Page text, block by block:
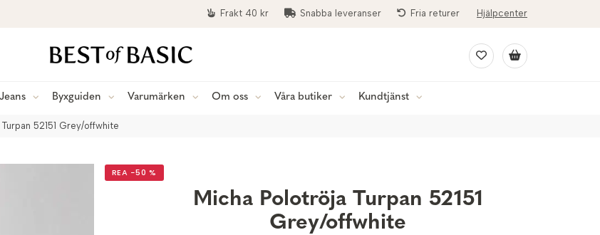
Frakt 40 kr Snabba leveranser Fria returer Hjälpcenter
Byxguiden Varumärken Om oss Våra butiker Kundtjänst
52151 Grey/offwhite
REA −50 %
Micha Polotröja Turpan 52151
Grey/offwhite